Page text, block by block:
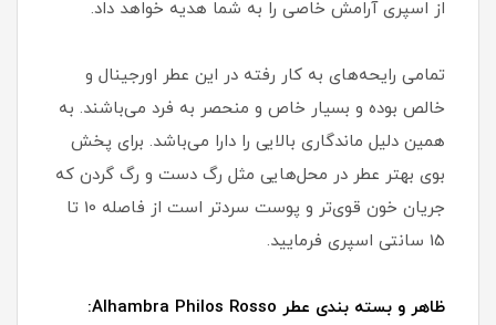
از اسپری آرامش خاصی را به شما هدیه خواهد داد.
تمامی رایحه‌های به کار رفته در این عطر اورجینال و
خالص بوده و بسیار خاص و منحصر به فرد می‌باشند. به
همین دلیل ماندگاری بالایی را دارا می‌باشد. برای پخش
بوی بهتر عطر در محل‌هایی مثل رگ دست و رگ گردن که
جریان خون قوی‌تر و پوست سردتر است از فاصله 10 تا
15 سانتی اسپری فرمایید.
ظاهر و بسته بندی عطر Alhambra Philos Rosso: